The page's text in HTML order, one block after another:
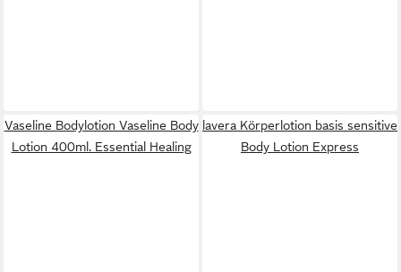
Vaseline Bodylotion Vaseline Body
Lotion 400ml. Essential Healing
lavera Körperlotion basis sensitive
Body Lotion Express